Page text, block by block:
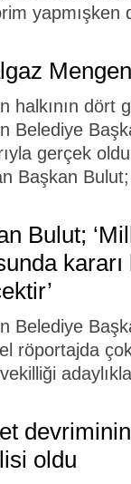
yapmışken
halkının dört
Belediye
gerçek
Başkan
Bulut;
Belediye
röportajda
oldu